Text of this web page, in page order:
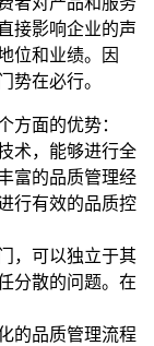
接影响企业的声
位和业绩。因
势在必行。
方面的优势：
术，能够进行全
富的品质管理经
行有效的品质控
，可以独立于其
分散的问题。在
的品质管理流程